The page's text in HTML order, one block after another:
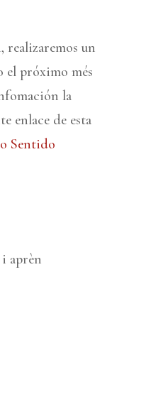
realizaremos un
el próximo més
la
enlace de esta
Sentido
aprèn